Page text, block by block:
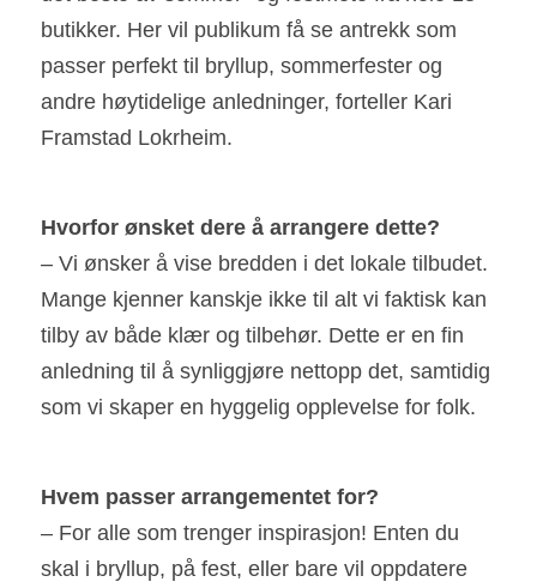
butikker. Her vil publikum få se antrekk som
passer perfekt til bryllup, sommerfester og
andre høytidelige anledninger, forteller Kari
Framstad Lokrheim.
Hvorfor ønsket dere å arrangere dette?
– Vi ønsker å vise bredden i det lokale tilbudet.
Mange kjenner kanskje ikke til alt vi faktisk kan
tilby av både klær og tilbehør. Dette er en fin
anledning til å synliggjøre nettopp det, samtidig
som vi skaper en hyggelig opplevelse for folk.
Hvem passer arrangementet for?
– For alle som trenger inspirasjon! Enten du
skal i bryllup, på fest, eller bare vil oppdatere